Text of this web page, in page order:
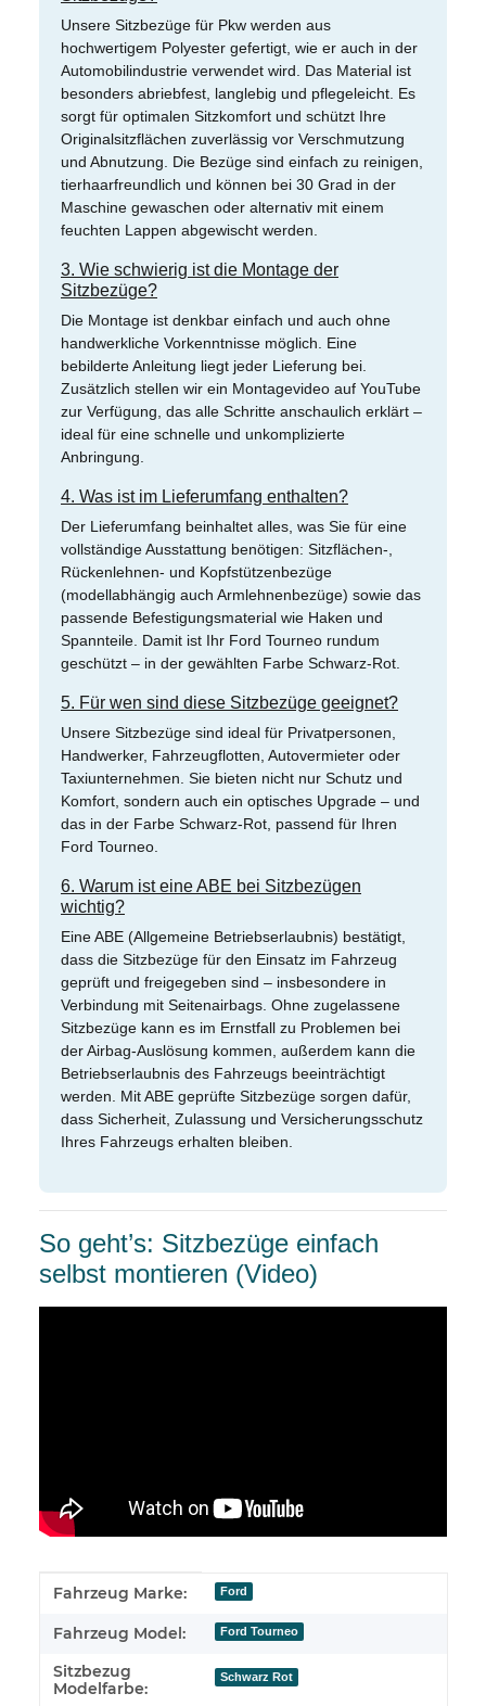
Unsere Sitzbezüge für Pkw werden aus
hochwertigem Polyester gefertigt, wie er auch in der
Automobilindustrie verwendet wird. Das Material ist
besonders abriebfest, langlebig und pflegeleicht. Es
sorgt für optimalen Sitzkomfort und schützt Ihre
Originalsitzflächen zuverlässig vor Verschmutzung
und Abnutzung. Die Bezüge sind einfach zu reinigen,
tierhaarfreundlich und können bei 30 Grad in der
Maschine gewaschen oder alternativ mit einem
feuchten Lappen abgewischt werden.
3. Wie schwierig ist die Montage der
Sitzbezüge?
Die Montage ist denkbar einfach und auch ohne
handwerkliche Vorkenntnisse möglich. Eine
bebilderte Anleitung liegt jeder Lieferung bei.
Zusätzlich stellen wir ein Montagevideo auf YouTube
zur Verfügung, das alle Schritte anschaulich erklärt –
ideal für eine schnelle und unkomplizierte
Anbringung.
4. Was ist im Lieferumfang enthalten?
Der Lieferumfang beinhaltet alles, was Sie für eine
vollständige Ausstattung benötigen: Sitzflächen-,
Rückenlehnen- und Kopfstützenbezüge
(modellabhängig auch Armlehnenbezüge) sowie das
passende Befestigungsmaterial wie Haken und
Spannteile. Damit ist Ihr Ford Tourneo rundum
geschützt – in der gewählten Farbe Schwarz-Rot.
5. Für wen sind diese Sitzbezüge geeignet?
Unsere Sitzbezüge sind ideal für Privatpersonen,
Handwerker, Fahrzeugflotten, Autovermieter oder
Taxiunternehmen. Sie bieten nicht nur Schutz und
Komfort, sondern auch ein optisches Upgrade – und
das in der Farbe Schwarz-Rot, passend für Ihren
Ford Tourneo.
6. Warum ist eine ABE bei Sitzbezügen
wichtig?
Eine ABE (Allgemeine Betriebserlaubnis) bestätigt,
dass die Sitzbezüge für den Einsatz im Fahrzeug
geprüft und freigegeben sind – insbesondere in
Verbindung mit Seitenairbags. Ohne zugelassene
Sitzbezüge kann es im Ernstfall zu Problemen bei
der Airbag-Auslösung kommen, außerdem kann die
Betriebserlaubnis des Fahrzeugs beeinträchtigt
werden. Mit ABE geprüfte Sitzbezüge sorgen dafür,
dass Sicherheit, Zulassung und Versicherungsschutz
Ihres Fahrzeugs erhalten bleiben.
So geht’s: Sitzbezüge einfach
selbst montieren (Video)
Produkteigenschaft
Wert
Fahrzeug Marke: Ford
Fahrzeug Model: Ford Tourneo
Sitzbezug
Modelfarbe:
Schwarz Rot